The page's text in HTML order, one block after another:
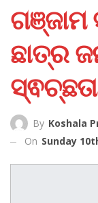
ଛାତ୍ର
By Koshala
On Sunday